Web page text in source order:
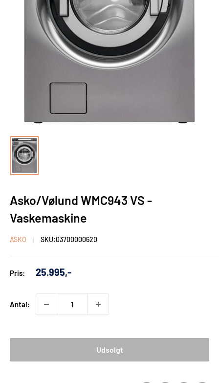
Asko/Vølund WMC943 VS -
Vaskemaskine
ASKO SKU:03700000620
Pris:
Udsalgs
25.995,-
Antal:
Udsolgt